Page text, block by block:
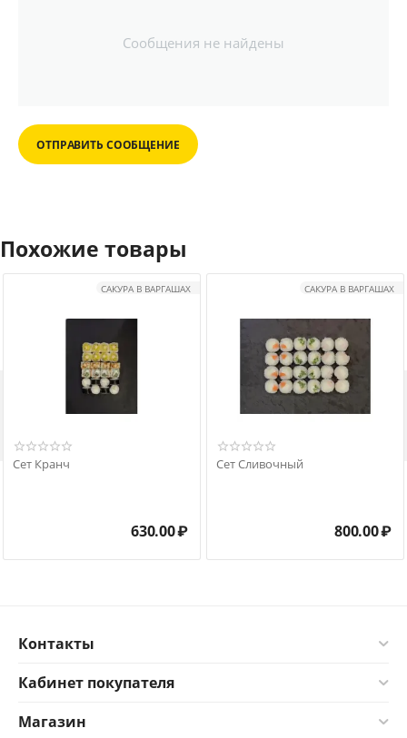
Сообщения не найдены
ОТПРАВИТЬ СООБЩЕНИЕ
Похожие товары
САКУРА В ВАРГАШАХ
Сет Кранч
630.00₽
САКУРА В ВАРГАШАХ
Сет Сливочный
800.00₽
Контакты
Кабинет покупателя
Магазин